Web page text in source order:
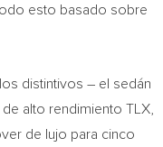
esto basado sobre
distintivos – el sedán
alto rendimiento TLX,
de lujo para cinco